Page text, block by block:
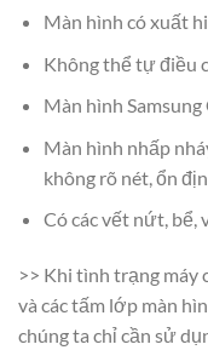
Màn hình có xuất
Không thể tự điều
Màn hình
Màn hình nhấp
không rõ nét, ổn
Có các vết nứt, bể,
>> Khi tình trạng máy
và các tấm lớp màn
chúng ta chỉ cần sử